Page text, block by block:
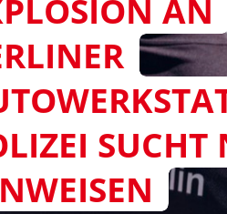
AN
SUCHT